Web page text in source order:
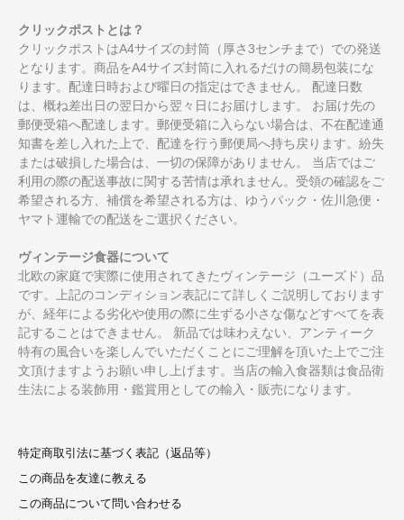
クリックポストとは？
クリックポストはA4サイズの封筒（厚さ3センチまで）での発送
となります。商品をA4サイズ封筒に入れるだけの簡易包装にな
ります。配達日時および曜日の指定はできません。 配達日数
は、概ね差出日の翌日から翌々日にお届けします。 お届け先の
郵便受箱へ配達します。郵便受箱に入らない場合は、不在配達通
知書を差し入れた上で、配達を行う郵便局へ持ち戻ります。紛失
または破損した場合は、一切の保障がありません。 当店ではご
利用の際の配送事故に関する苦情は承れません。受領の確認をご
希望される方、補償を希望される方は、ゆうパック・佐川急便・
ヤマト運輸での配送をご選択ください。
ヴィンテージ食器について
北欧の家庭で実際に使用されてきたヴィンテージ（ユーズド）品
です。上記のコンディション表記にて詳しくご説明しております
が、経年による劣化や使用の際に生ずる小さな傷などすべてを表
記することはできません。 新品では味わえない、アンティーク
特有の風合いを楽しんでいただくことにご理解を頂いた上でご注
文頂けますようお願い申し上げます。当店の輸入食器類は食品衛
生法による装飾用・鑑賞用としての輸入・販売になります。
特定商取引法に基づく表記（返品等）
この商品を友達に教える
この商品について問い合わせる